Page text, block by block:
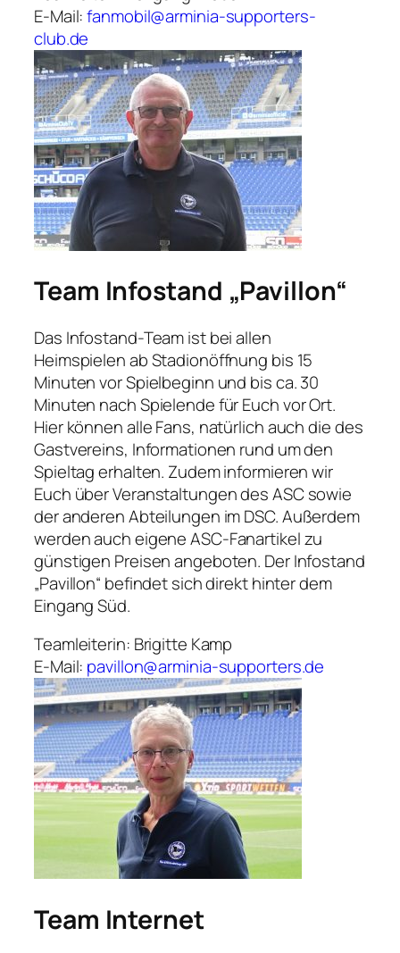
E-Mail:fanmobil@arminia-supporters-
club.de
Team Infostand „Pavillon“
Das Infostand-Team ist bei allen
Heimspielen ab Stadionöffnung bis 15
Minuten vor Spielbeginn und bis ca. 30
Minuten nach Spielende für Euch vor Ort.
Hier können alle Fans, natürlich auch die des
Gastvereins, Informationen rund um den
Spieltag erhalten. Zudem informieren wir
Euch über Veranstaltungen des ASC sowie
der anderen Abteilungen im DSC. Außerdem
werden auch eigene ASC-Fanartikel zu
günstigen Preisen angeboten. Der Infostand
„Pavillon“ befindet sich direkt hinter dem
Eingang Süd.
Teamleiterin: Brigitte Kamp
E-Mail: pavillon@arminia-supporters.de
Team Internet